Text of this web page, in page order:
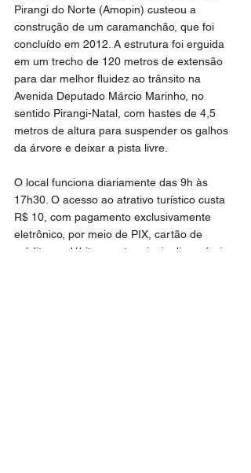
Pirangi do Norte (Amopin) custeou a
construção de um caramanchão, que foi
concluído em 2012. A estrutura foi erguida
em um trecho de 120 metros de extensão
para dar melhor fluidez ao trânsito na
Avenida Deputado Márcio Marinho, no
sentido Pirangi-Natal, com hastes de 4,5
metros de altura para suspender os galhos
da árvore e deixar a pista livre.
O local funciona diariamente das 9h às
17h30. O acesso ao atrativo turístico custa
R$ 10, com pagamento exclusivamente
eletrônico, por meio de PIX, cartão de
crédito ou débito, nos terminais disponíveis